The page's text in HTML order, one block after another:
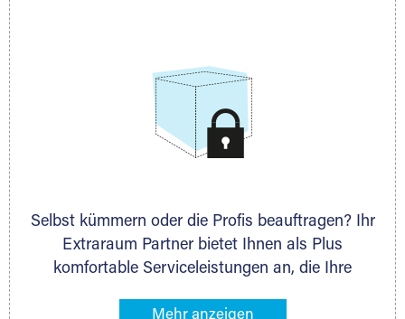
Selbst kümmern oder die Profis beauftragen? Ihr
Extraraum Partner bietet Ihnen als Plus
komfortable Serviceleistungen an, die Ihre